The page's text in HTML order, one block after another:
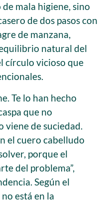
mala higiene, sino
de dos pasos con
de manzana,
natural del
círculo vicioso que
Te lo han hecho
que no
viene de suciedad.
el cuero cabelludo
porque el
del problema”,
Según el
está en la